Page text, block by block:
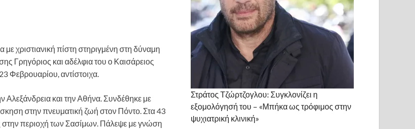
χριστιανική πίστη στηριγμένη στη δύναμη
Γρηγόριος και αδέλφια του ο Καισάρειος
Φεβρουαρίου, αντίστοιχα.
Αλεξάνδρεια και την Αθήνα. Συνδέθηκε με
στην πνευματική ζωή στον Πόντο. Στα 43
περιοχή των Σασίμων. Πάλεψε με γνώση
Στράτος Τζώρτζογλου: Συγκλονίζει η
εξομολόγησή του – «Μπήκα ως τρόφιμος στην
ψυχιατρική κλινική»